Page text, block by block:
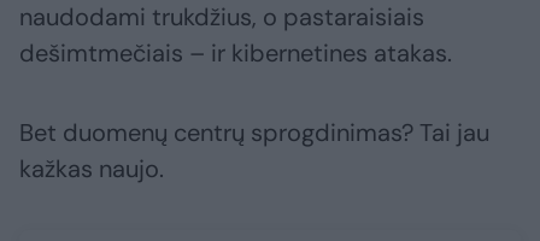
naudodami trukdžius, o pastaraisiais
dešimtmečiais – ir kibernetines atakas.
Bet duomenų centrų sprogdinimas? Tai jau
kažkas naujo.